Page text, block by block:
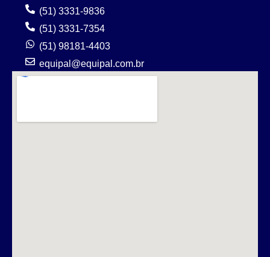
(51) 3331-9836
(51) 3331-7354
(51) 98181-4403
equipal@equipal.com.br